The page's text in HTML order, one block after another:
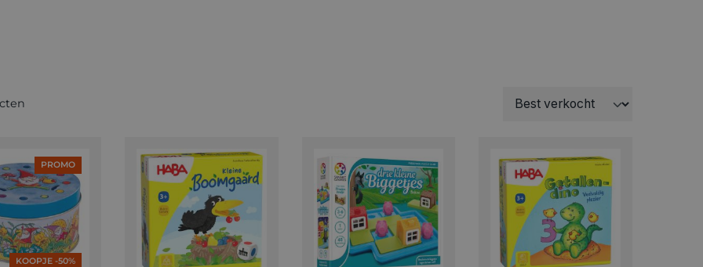
PROMO
KOOPJE -50%